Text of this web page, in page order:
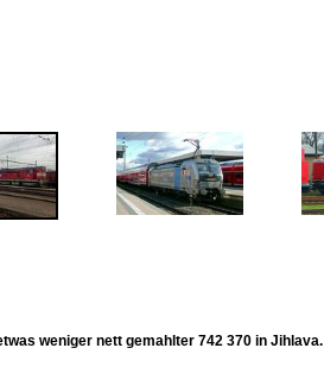
weniger nett gemahlter 742 370 in Jihlava.